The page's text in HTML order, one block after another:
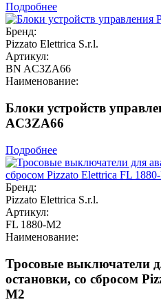
Подробнее
Бренд:
Pizzato Elettrica S.r.l.
Артикул:
BN AC3ZA66
Наименование:
Блоки устройств
AC3ZA66
Подробнее
Бренд:
Pizzato Elettrica S.r.l.
Артикул:
FL 1880-M2
Наименование:
Тросовые выключатели
остановки, со сбросом
M2